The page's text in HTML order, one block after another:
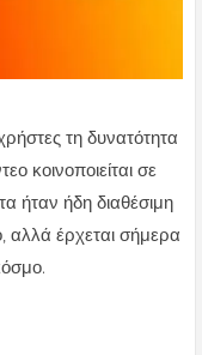
τη δυνατότητα
κοινοποιείται σε
ήταν ήδη διαθέσιμη
αλλά έρχεται σήμερα